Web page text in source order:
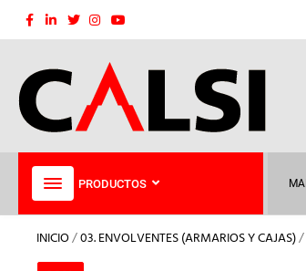
Saltar
PRODUCTOS
INICIO/03. ENVOLVENTES (ARMARIOS Y CAJAS)/